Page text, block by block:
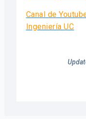
Canal de
Ingeniería UC